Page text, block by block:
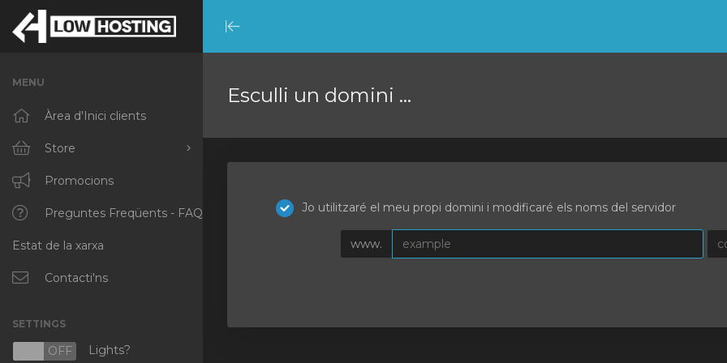
Minimize
Menu
MENU
Àrea d'Inici clients
Store
Browse All
RKVMPROTECTED
IKVMPROTECTED
XKVMPROTECTED
Protected Web Hosting
Promocions
Preguntes Freqüents - FAQ
Estat de la xarxa
Contacti'ns
SETTINGS
OFF Lights?
Esculli un domini ...
Jo utilitzaré el meu propi domini i modificaré els noms del servidor
www.